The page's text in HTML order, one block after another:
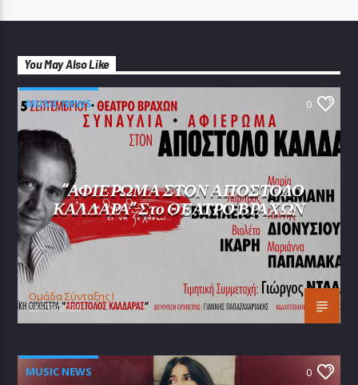
You May Also Like
MUSIC NEWS 0
“ΑΦΙΕΡΩΜΑ ΣΤΟΝ ΑΠΟΣΤΟΛΟ
ΚΑΛΔΑΡΑ” Στο ΘΕΑΤΡΟ ΒΡΑΧΩΝ
Oμάδα Σύνταξης Ι
25/07/2026
MUSIC NEWS 0